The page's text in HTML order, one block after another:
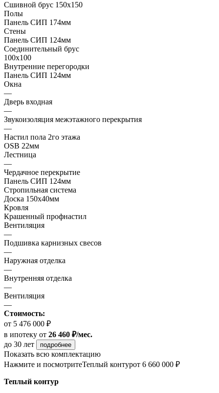
Сшивной брус 150х150
Полы
Панель СИП 174мм
Стены
Панель СИП 124мм
Соединительный брус
100х100
Внутренние перегородки
Панель СИП 124мм
Окна
—
Дверь входная
—
Звукоизоляция межэтажного перекрытия
—
Настил пола 2го этажа
OSB 22мм
Лестница
—
Чердачное перекрытие
Панель СИП 124мм
Стропильная система
Доска 150х40мм
Кровля
Крашенный профнастил
Вентиляция
—
Подшивка карнизных свесов
—
Наружная отделка
—
Внутренняя отделка
—
Вентиляция
—
Стоимость:
от 5 476 000 ₽
в ипотеку от 26 460 ₽/мес.
до 30 лет
подробнее
Показать всю комплектацию
Нажмите и посмотритеТеплый контурот 6 660 000 ₽
Теплый контур